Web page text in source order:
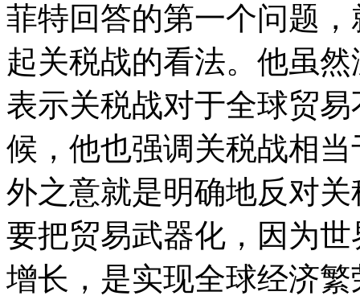
菲特回答的第一个问题
起关税战的看法。他虽
表示关税战对于全球贸
候，他也强调关税战相
外之意就是明确地反对
要把贸易武器化，因为
增长，是实现全球经济